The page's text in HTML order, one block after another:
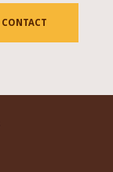
CONTACT